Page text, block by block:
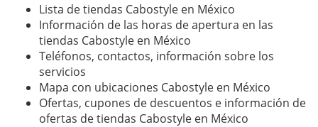
Lista de tiendas Cabostyle en México
Información de las horas de apertura en las
tiendas Cabostyle en México
Teléfonos, contactos, información sobre los
servicios
Mapa con ubicaciones Cabostyle en México
Ofertas, cupones de descuentos e información de
ofertas de tiendas Cabostyle en México